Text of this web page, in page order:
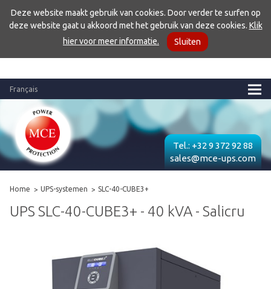
Deze website maakt gebruik van cookies. Door verder te surfen op
deze website gaat u akkoord met het gebruik van deze cookies. Klik
hier voor meer informatie.
Sluiten
Français
Tel.:+32 9 372 92 88
sales@mce-ups.com
Home UPS-systemen SLC-40-CUBE3+
UPS SLC-40-CUBE3+ - 40 kVA - Salicru